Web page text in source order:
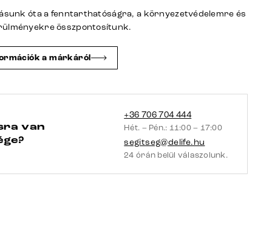
vintage
kereszt
szögletes
grafit
óta a fenntarthatóságra, a környezetvédelemre és
összpontosítunk.
a márkáról
van
+36 706 704 444
Hét. – Pén.: 11:00 – 17:00
segitseg@delife.hu
24 órán belül válaszolunk.